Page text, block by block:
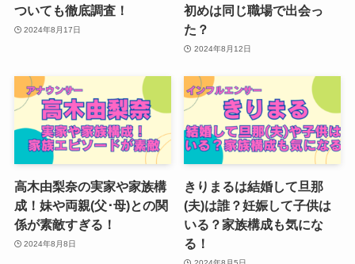
ついても徹底調査！
2024年8月17日
初めは同じ職場で出会っ
た？
2024年8月12日
高木由梨奈の実家や家族構
成！妹や両親(父･母)との関
係が素敵すぎる！
2024年8月8日
きりまるは結婚して旦那
(夫)は誰？妊娠して子供は
いる？家族構成も気にな
る！